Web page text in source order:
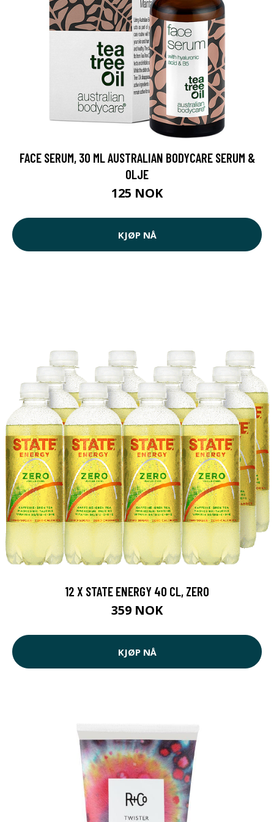
FACE SERUM, 30 ML AUSTRALIAN BODYCARE SERUM &
OLJE
125 NOK
KJØP NÅ
12 X STATE ENERGY 40 CL, ZERO
359 NOK
KJØP NÅ